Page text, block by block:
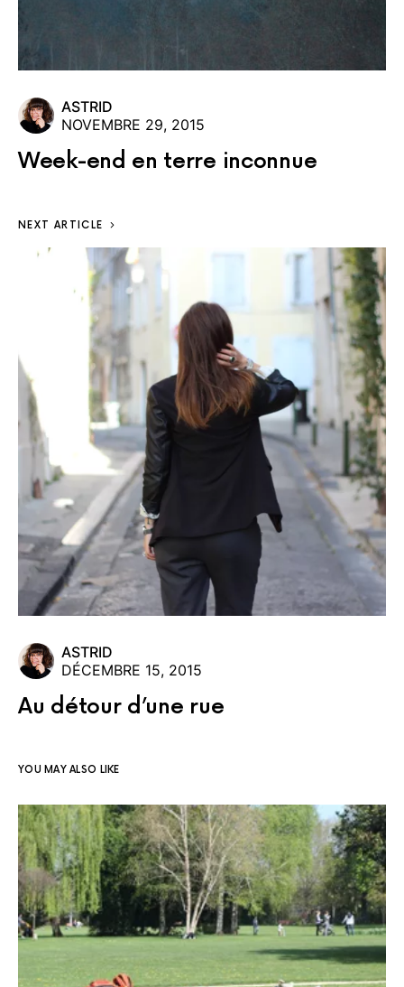
ASTRID
NOVEMBRE 29, 2015
Week-end en terre inconnue
NEXT ARTICLE
ASTRID
DÉCEMBRE 15, 2015
Au détour d’une rue
YOU MAY ALSO LIKE